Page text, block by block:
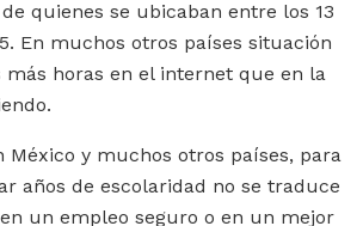
quienes se ubicaban entre los 13
En muchos otros países situación
horas en el internet que en la
México y muchos otros países, para
años de escolaridad no se traduce
un empleo seguro o en un mejor